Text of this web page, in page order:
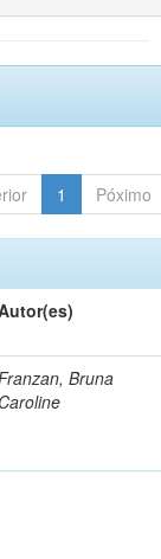
1 Póximo
Bruna
Caroline